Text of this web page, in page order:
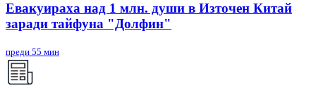
Евакуираха над 1 млн. души в Източен Китай
заради тайфуна "Долфин"
преди 55 мин